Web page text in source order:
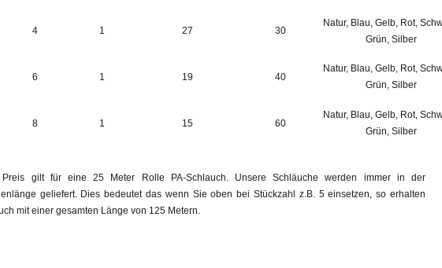
4 1 27 30
Natur, Blau, Gelb, Rot,
Grün, Silber
6 1 19 40
Natur, Blau, Gelb, Rot,
Grün, Silber
8 1 15 60
Natur, Blau, Gelb, Rot,
Grün, Silber
Preis gilt für eine 25 Meter Rolle PA-Schlauch. Unsere Schläuche werden immer in der
geliefert. Dies bedeutet das wenn Sie oben bei Stückzahl z.B. 5 einsetzen, so erhalten
mit einer gesamten Länge von 125 Metern.